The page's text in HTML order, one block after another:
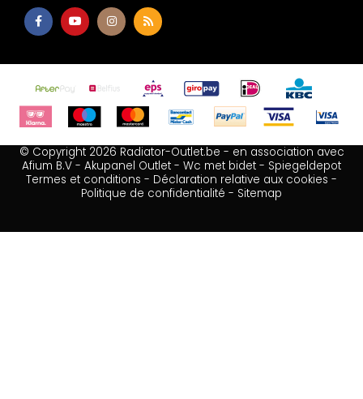
© Copyright 2026 Radiator-Outlet.be - en association avec
Afium B.V - Akupanel Outlet - Wc met bidet - Spiegeldepot
Termes et conditions - Déclaration relative aux cookies -
Politique de confidentialité - Sitemap